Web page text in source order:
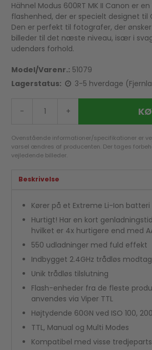
Hähnel Modus 600RT MK II Canon er
flashenhed, der er specielt designet til
Den er perfekt til fotografer, der
billeder til det næste niveau, især i
udendørs forhold.
Model/Varenr.: 51079
Lagerstatus:
3-5 hverdage
- +
Ovenstående informationer/specifikationer er
varsel ændres af producenten. Der tages
vejledende billeder.
Beskrivelse
Kører på et Extreme Li-Ion batteri
Hurtigt! Har en kort
hvilket er 4x hurtigere end med
550 udladninger med fuld effekt
Indbygget 2.4GHz trådløs
Unik trådløs tilslutning
Flash-enheder fra de fleste
anvendes via Viper TTL
Højtydende 60GN ved ISO 100,
TTL, Manual og Multi Modes
Kompatibel med visse